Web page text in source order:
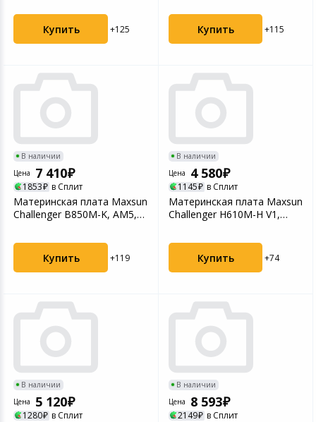
Купить +125 Купить +115
В наличии
Цена
7 410
1853 в Сплит
Материнская плата Maxsun
Challenger B850M-K, AM5,
Купить +119
В наличии
Цена
4 580
1145 в Сплит
Материнская плата Maxsun
Challenger H610M-H V1,
Купить +74
В наличии
Цена
5 120
1280 в Сплит
В наличии
Цена
8 593
2149 в Сплит